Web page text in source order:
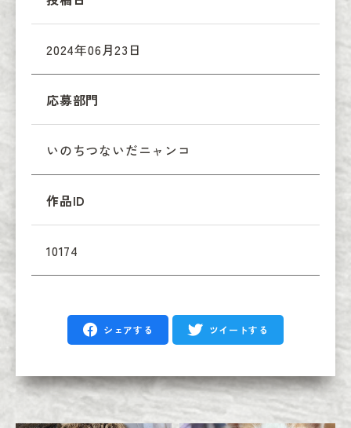
2024年06月23日
応募部門
いのちつないだニャンコ
作品ID
10174
シェアする ツイートする